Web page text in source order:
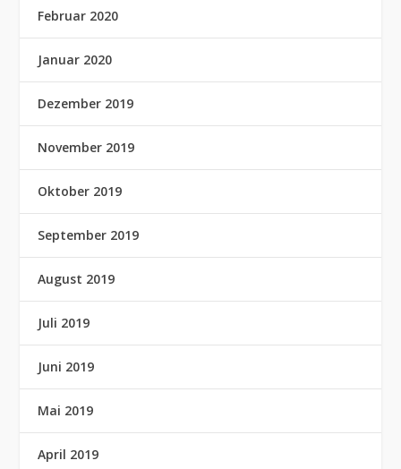
Februar 2020
Januar 2020
Dezember 2019
November 2019
Oktober 2019
September 2019
August 2019
Juli 2019
Juni 2019
Mai 2019
April 2019